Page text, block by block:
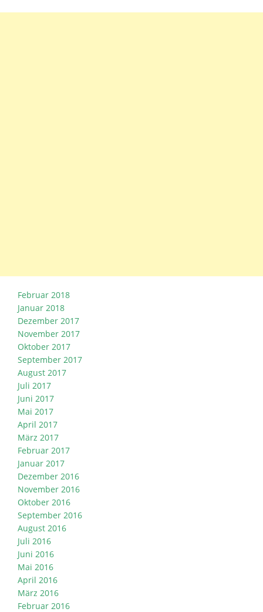
Februar 2018
Januar 2018
Dezember 2017
November 2017
Oktober 2017
September 2017
August 2017
Juli 2017
Juni 2017
Mai 2017
April 2017
März 2017
Februar 2017
Januar 2017
Dezember 2016
November 2016
Oktober 2016
September 2016
August 2016
Juli 2016
Juni 2016
Mai 2016
April 2016
März 2016
Februar 2016